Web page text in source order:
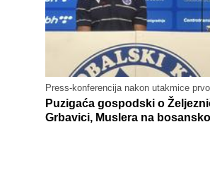
Press-konferencija nakon utakmice
Puzigaća gospodski o
Grbavici, Muslera na